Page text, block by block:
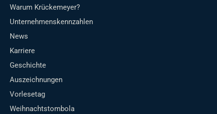
Warum Krückemeyer?
Unternehmenskennzahlen
News
Karriere
Geschichte
Auszeichnungen
Vorlesetag
Weihnachtstombola